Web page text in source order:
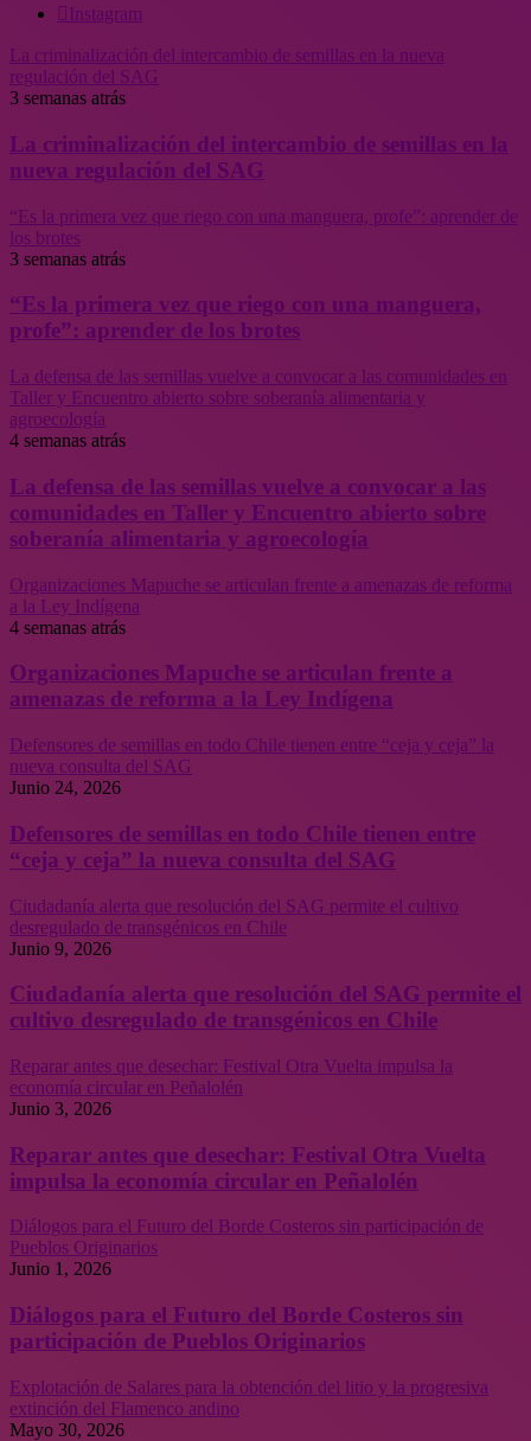
Instagram
La criminalización del intercambio de semillas en la nueva
regulación del SAG
3 semanas atrás
La criminalización del intercambio de semillas en la
nueva regulación del SAG
“Es la primera vez que riego con una manguera, profe”: aprender de
los brotes
3 semanas atrás
“Es la primera vez que riego con una manguera,
profe”: aprender de los brotes
La defensa de las semillas vuelve a convocar a las comunidades en
Taller y Encuentro abierto sobre soberanía alimentaria y
agroecología
4 semanas atrás
La defensa de las semillas vuelve a convocar a las
comunidades en Taller y Encuentro abierto sobre
soberanía alimentaria y agroecología
Organizaciones Mapuche se articulan frente a amenazas de reforma
a la Ley Indígena
4 semanas atrás
Organizaciones Mapuche se articulan frente a
amenazas de reforma a la Ley Indígena
Defensores de semillas en todo Chile tienen entre “ceja y ceja” la
nueva consulta del SAG
Junio 24, 2026
Defensores de semillas en todo Chile tienen entre
“ceja y ceja” la nueva consulta del SAG
Ciudadanía alerta que resolución del SAG permite el cultivo
desregulado de transgénicos en Chile
Junio 9, 2026
Ciudadanía alerta que resolución del SAG permite el
cultivo desregulado de transgénicos en Chile
Reparar antes que desechar: Festival Otra Vuelta impulsa la
economía circular en Peñalolén
Junio 3, 2026
Reparar antes que desechar: Festival Otra Vuelta
impulsa la economía circular en Peñalolén
Diálogos para el Futuro del Borde Costeros sin participación de
Pueblos Originarios
Junio 1, 2026
Diálogos para el Futuro del Borde Costeros sin
participación de Pueblos Originarios
Explotación de Salares para la obtención del litio y la progresiva
extinción del Flamenco andino
Mayo 30, 2026